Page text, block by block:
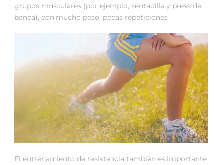
grupos musculares (por ejemplo, sentadilla y press de
banca), con mucho peso, pocas repeticiones.
El entrenamiento de resistencia también es importante